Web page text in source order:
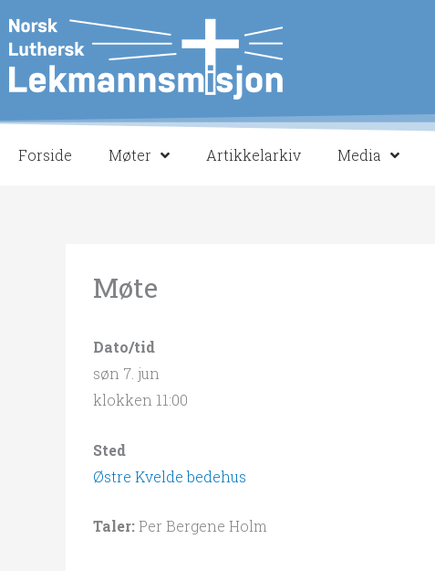
rett
til
innholdet
Forside Møter Artikkelarkiv Media
Møte
Dato/tid
søn 7. jun
klokken 11:00
Sted
Østre Kvelde bedehus
Taler: Per Bergene Holm